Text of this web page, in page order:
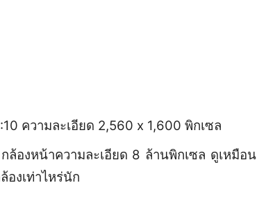
ความละเอียด 2,560 x 1,600 พิกเซล
ล้องหน้าความละเอียด 8 ล้านพิกเซล ดูเหมือน
องเท่าไหร่นัก